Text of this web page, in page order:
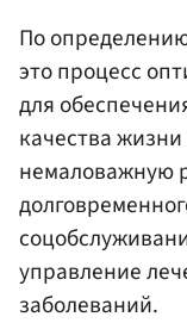
По
это процесс
для
качества
немаловажную
управление
заболеваний.